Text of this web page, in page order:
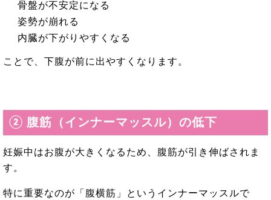
骨盤が不安定になる
姿勢が崩れる
内臓が下がりやすくなる
ことで、下腹が前に出やすくなります。
② 腹筋（インナーマッスル）の低下
妊娠中はお腹が大きくなるため、腹筋が引き伸ばされま
す。
特に重要なのが「腹横筋」というインナーマッスルで